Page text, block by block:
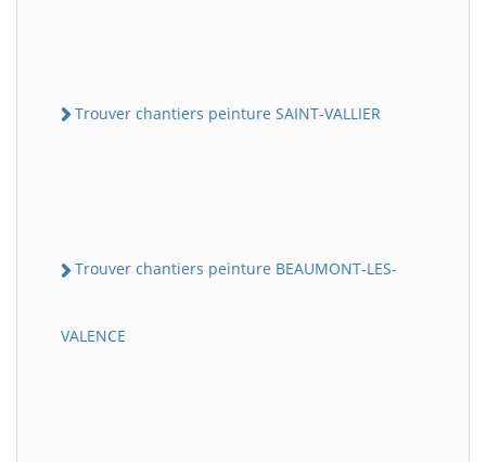
Trouver chantiers peinture SAINT-VALLIER
Trouver chantiers peinture BEAUMONT-LES-
VALENCE